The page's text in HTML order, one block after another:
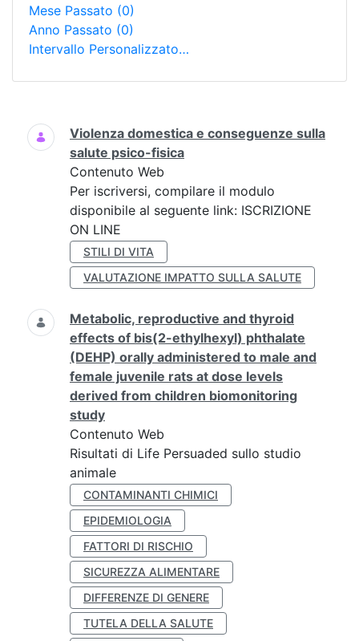
Mese Passato (0)
Anno Passato (0)
Intervallo Personalizzato…
Ricerca
Violenza domestica e conseguenze sulla
salute psico-fisica
Contenuto Web
Per iscriversi, compilare il modulo
disponibile al seguente link: ISCRIZIONE
ON LINE
STILI DI VITA
VALUTAZIONE IMPATTO SULLA SALUTE
Metabolic, reproductive and thyroid
effects of bis(2-ethylhexyl) phthalate
(DEHP) orally administered to male and
female juvenile rats at dose levels
derived from children biomonitoring
study
Contenuto Web
Risultati di Life Persuaded sullo studio
animale
CONTAMINANTI CHIMICI
EPIDEMIOLOGIA
FATTORI DI RISCHIO
SICUREZZA ALIMENTARE
DIFFERENZE DI GENERE
TUTELA DELLA SALUTE